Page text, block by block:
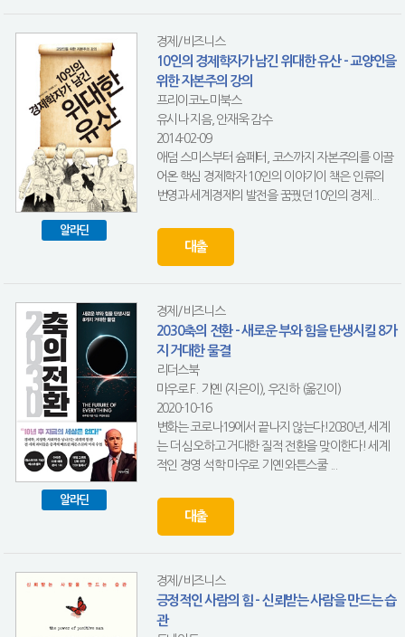
알라딘
경제/비즈니스
10인의 경제학자가 남긴 위대한 유산 - 교양인을
위한 자본주의 강의
프리이코노미북스
유시나 지음, 안재욱 감수
2014-02-09
애덤 스미스부터 슘페터, 코스까지 자본주의를 이끌
어온 핵심 경제학자 10인의 이야기이 책은 인류의
번영과 세계경제의 발전을 꿈꿨던 10인의 경제...
대출
알라딘
경제/비즈니스
2030축의 전환 - 새로운 부와 힘을 탄생시킬 8가
지 거대한 물결
리더스북
마우로 F. 기옌 (지은이), 우진하 (옮긴이)
2020-10-16
변화는 코로나19에서 끝나지 않는다!2030년, 세계
는 더 심오하고 거대한 질적 전환을 맞이한다! 세계
적인 경영 석학 마우로 기옌 와튼스쿨 ...
대출
경제/비즈니스
긍정적인 사람의 힘 - 신뢰받는 사람을 만드는 습
관